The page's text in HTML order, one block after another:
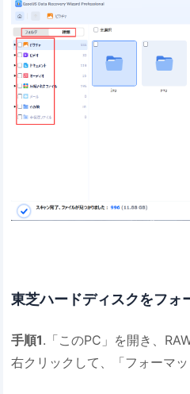
東芝ハードディスクをフォ
手順1.「このPC」を開き、
右クリックして、「フォーマッ